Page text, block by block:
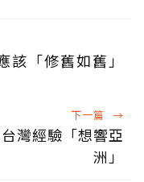
「修舊如舊」
下一篇 →
灣經驗「想響亞
洲」